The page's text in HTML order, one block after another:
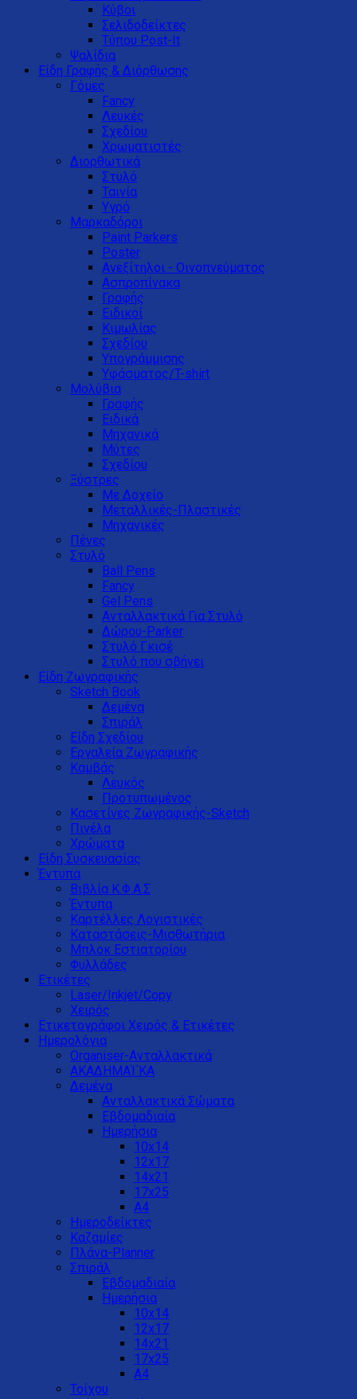
Κύβοι
Σελιδοδείκτες
Τύπου Post-It
Ψαλίδια
Είδη Γραφής & Διόρθωσης
Γόμες
Fancy
Λευκές
Σχεδίου
Χρωματιστές
Διορθωτικά
Στυλό
Ταινία
Υγρό
Μαρκαδόροι
Paint Parkers
Poster
Ανεξίτηλοι - Οινοπνεύματος
Ασπροπίνακα
Γραφής
Ειδικοί
Κιμωλίας
Σχεδίου
Υπογράμμισης
Υφάσματος/T-shirt
Μολύβια
Γραφής
Ειδικά
Μηχανικά
Μύτες
Σχεδίου
Ξύστρες
Με Δοχείο
Μεταλλικές-Πλαστικές
Μηχανικές
Πένες
Στυλό
Ball Pens
Fancy
Gel Pens
Ανταλλακτικά Για Στυλό
Δώρου-Parker
Στυλό Γκισέ
Στυλό που σβήνει
Είδη Ζωγραφικής
Sketch Book
Δεμένα
Σπιράλ
Είδη Σχεδίου
Εργαλεία Ζωγραφικής
Καμβάς
Λευκός
Προτυπωμένος
Κασετίνες Ζωγραφικής-Sketch
Πινέλα
Χρώματα
Είδη Συσκευασίας
Έντυπα
Βιβλία Κ.Φ.Α.Σ
Έντυπα
Καρτέλλες Λογιστικές
Καταστάσεις-Μισθωτήρια
Μπλοκ Εστιατορίου
Φυλλάδες
Ετικέτες
Laser/Inkjet/Copy
Χειρός
Ετικετογράφοι Χειρός & Ετικέτες
Ημερολόγια
Organiser-Ανταλλακτικά
ΑΚΑΔΗΜΑΊ΄ΚΑ
Δεμένα
Ανταλλακτικά Σώματα
Εβδομαδιαία
Ημερήσια
10x14
12x17
14x21
17x25
Α4
Ημεροδείκτες
Καζαμίες
Πλάνα-Planner
Σπιράλ
Εβδομαδιαία
Ημερήσια
10x14
12x17
14x21
17x25
Α4
Τοίχου